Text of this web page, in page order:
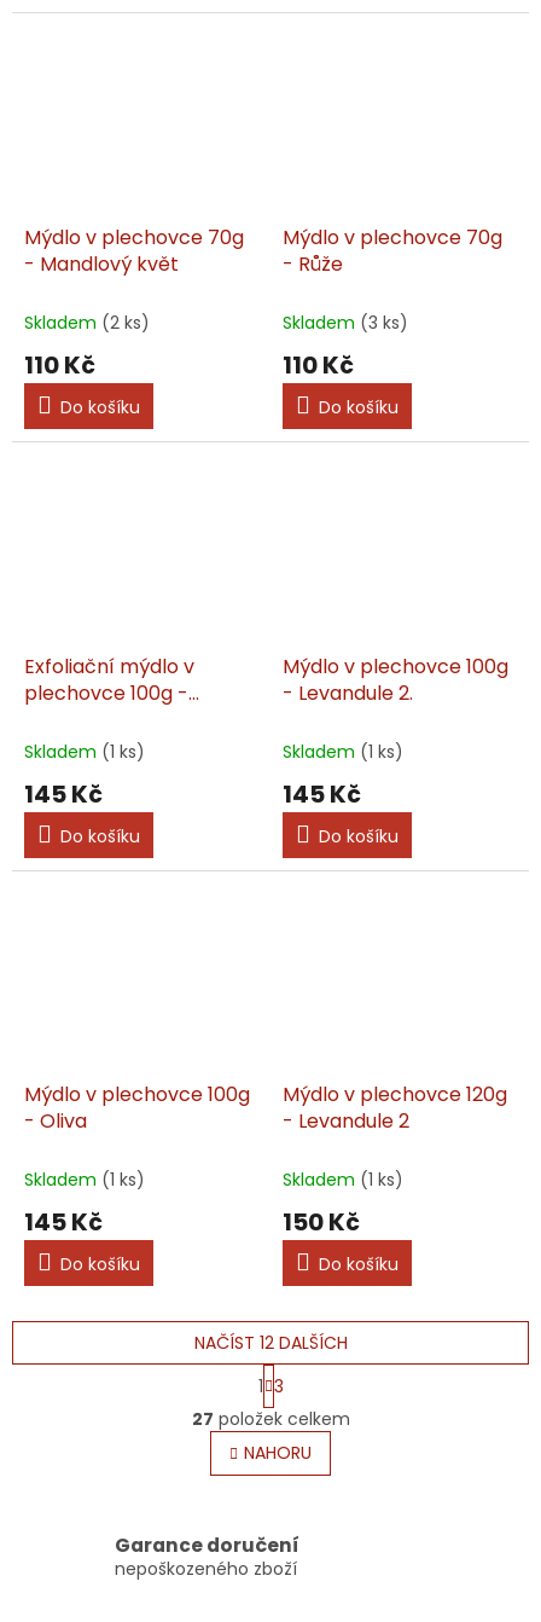
Mýdlo v plechovce 70g
- Mandlový květ
Skladem (2 ks)
110 Kč
Do košíku
Mýdlo v plechovce 70g
- Růže
Skladem (3 ks)
110 Kč
Do košíku
Exfoliační mýdlo v
plechovce 100g -
Skladem (1 ks)
145 Kč
Do košíku
Mýdlo v plechovce 100g
- Levandule 2.
Skladem (1 ks)
145 Kč
Do košíku
Mýdlo v plechovce 100g
- Oliva
Skladem (1 ks)
145 Kč
Do košíku
Mýdlo v plechovce 120g
- Levandule 2
Skladem (1 ks)
150 Kč
Do košíku
O
v
l
á
c
í
NAČÍST 12 DALŠÍCH
S
t
r
á
n
k
á
n
í
1 3
27 položek celkem
NAHORU
Garance doručení
nepoškozeného zboží